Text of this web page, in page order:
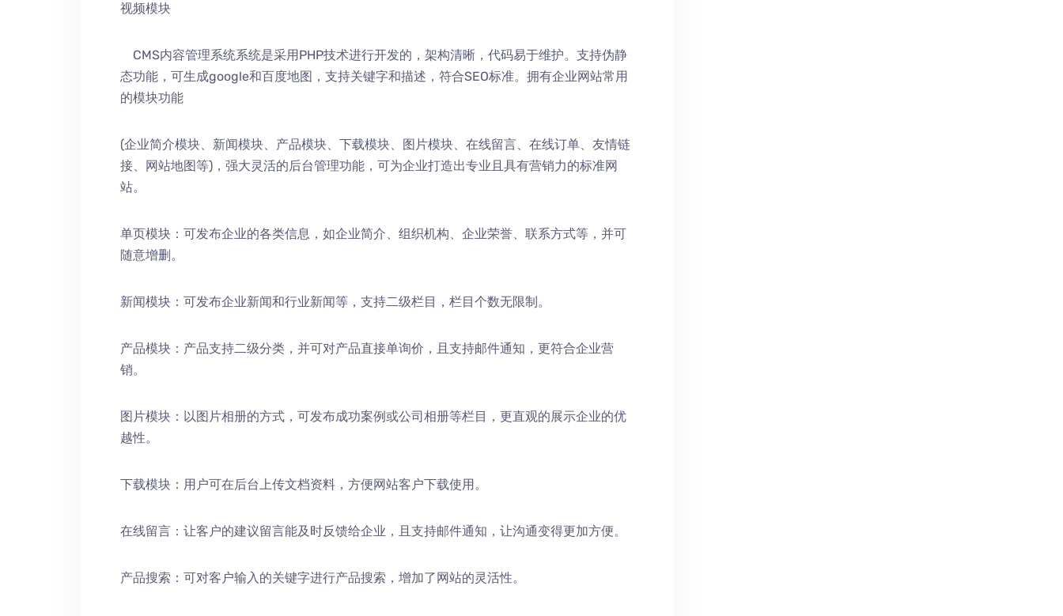
视频模块
CMS内容管理系统系统是采用PHP技术进行开发的，架构清晰，代码易于维护。支持伪静
态功能，可生成google和百度地图，支持关键字和描述，符合SEO标准。拥有企业网站常用
的模块功能
(企业简介模块、新闻模块、产品模块、下载模块、图片模块、在线留言、在线订单、友情链
接、网站地图等)，强大灵活的后台管理功能，可为企业打造出专业且具有营销力的标准网
站。
单页模块：可发布企业的各类信息，如企业简介、组织机构、企业荣誉、联系方式等，并可
随意增删。
新闻模块：可发布企业新闻和行业新闻等，支持二级栏目，栏目个数无限制。
产品模块：产品支持二级分类，并可对产品直接单询价，且支持邮件通知，更符合企业营
销。
图片模块：以图片相册的方式，可发布成功案例或公司相册等栏目，更直观的展示企业的优
越性。
下载模块：用户可在后台上传文档资料，方便网站客户下载使用。
在线留言：让客户的建议留言能及时反馈给企业，且支持邮件通知，让沟通变得更加方便。
产品搜索：可对客户输入的关键字进行产品搜索，增加了网站的灵活性。